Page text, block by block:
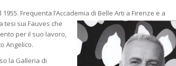
Frequenta l’Accademia di Belle Arti a Firenze e a
tesi sui Fauves che
per il suo lavoro,
Angelico.
la Galleria di